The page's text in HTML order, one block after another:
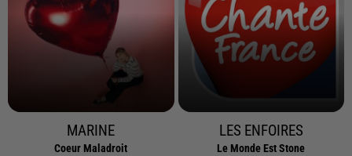
MARINE
Coeur Maladroit
LES ENFOIRES
Le Monde Est Stone